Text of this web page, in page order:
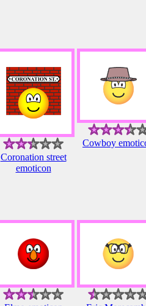
Coronation street
emoticon
Cowboy